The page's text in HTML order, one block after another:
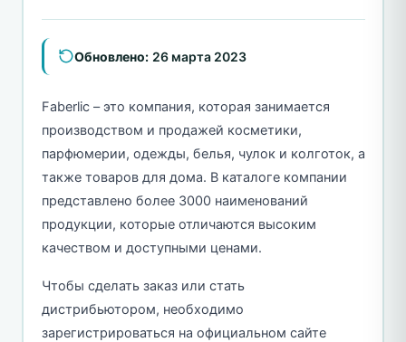
Обновлено: 26 марта 2023
Faberlic – это компания, которая занимается
производством и продажей косметики,
парфюмерии, одежды, белья, чулок и колготок, а
также товаров для дома. В каталоге компании
представлено более 3000 наименований
продукции, которые отличаются высоким
качеством и доступными ценами.
Чтобы сделать заказ или стать
дистрибьютором, необходимо
зарегистрироваться на официальном сайте